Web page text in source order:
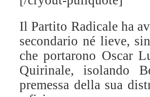
Il Partito Radicale ha
secondario né lieve,
che portarono Oscar
Quirinale, isolando
premessa della sua